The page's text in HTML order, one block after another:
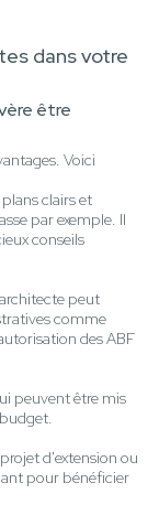
dans votre
être
Voici
clairs et
par exemple. Il
conseils
peut
comme
des ABF
peuvent être mis
d'extension ou
pour bénéficier